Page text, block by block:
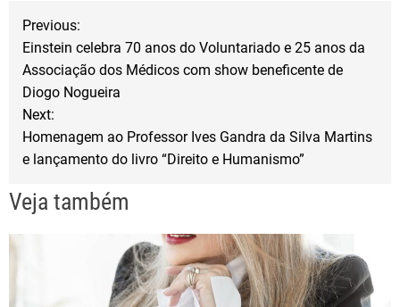
o
k
r
N
g
a
Previous:
Einstein celebra 70 anos do Voluntariado e 25 anos da
Associação dos Médicos com show beneficente de
Diogo Nogueira
Next:
Homenagem ao Professor Ives Gandra da Silva Martins
e lançamento do livro “Direito e Humanismo”
Veja também